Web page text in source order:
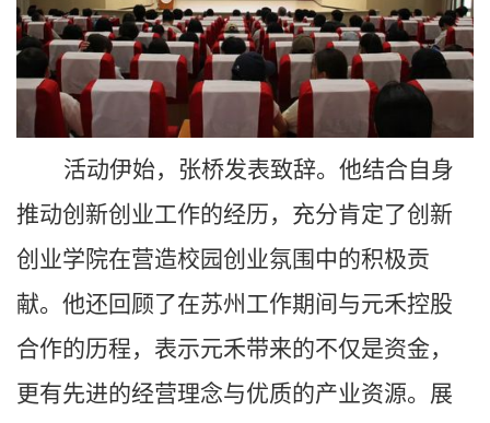
活动伊始，张桥发表致辞。他结合自身
推动创新创业工作的经历，充分肯定了创新
创业学院在营造校园创业氛围中的积极贡
献。他还回顾了在苏州工作期间与元禾控股
合作的历程，表示元禾带来的不仅是资金，
更有先进的经营理念与优质的产业资源。展